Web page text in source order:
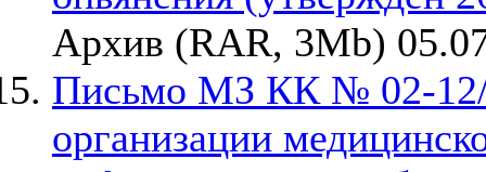
Архив (RAR, 3Mb)
Письмо МЗ КК № 02-12/
организации